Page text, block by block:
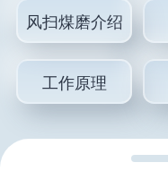
风扫煤磨介绍
工作原理